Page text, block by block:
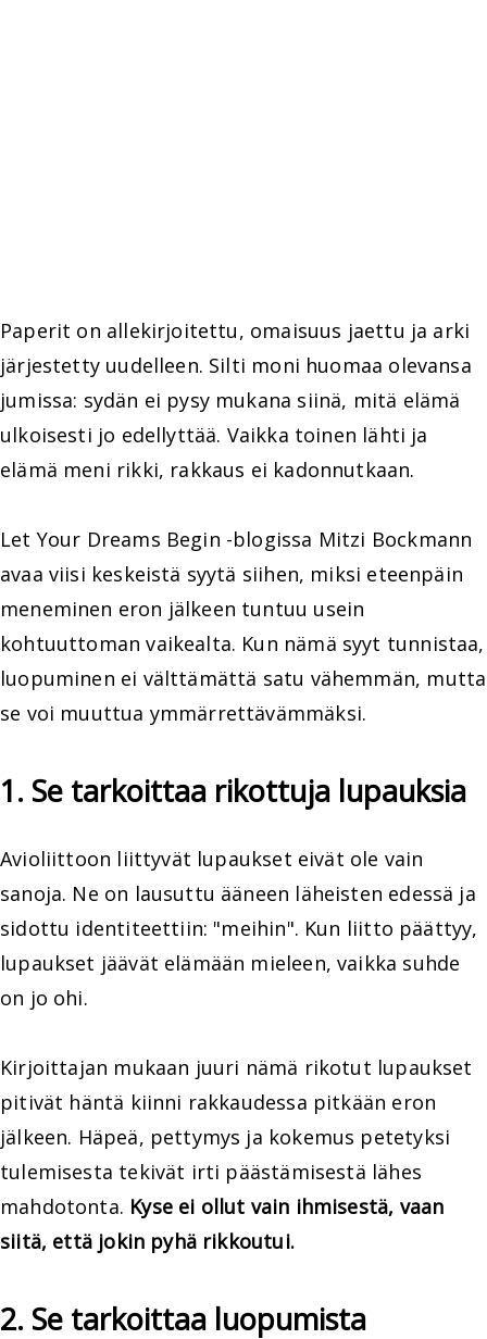
Paperit on allekirjoitettu, omaisuus jaettu ja arki
järjestetty uudelleen. Silti moni huomaa olevansa
jumissa: sydän ei pysy mukana siinä, mitä elämä
ulkoisesti jo edellyttää. Vaikka toinen lähti ja
elämä meni rikki, rakkaus ei kadonnutkaan.
Let Your Dreams Begin -blogissa Mitzi Bockmann
avaa viisi keskeistä syytä siihen, miksi eteenpäin
meneminen eron jälkeen tuntuu usein
kohtuuttoman vaikealta. Kun nämä syyt tunnistaa,
luopuminen ei välttämättä satu vähemmän, mutta
se voi muuttua ymmärrettävämmäksi.
1. Se tarkoittaa rikottuja lupauksia
Avioliittoon liittyvät lupaukset eivät ole vain
sanoja. Ne on lausuttu ääneen läheisten edessä ja
sidottu identiteettiin: "meihin". Kun liitto päättyy,
lupaukset jäävät elämään mieleen, vaikka suhde
on jo ohi.
Kirjoittajan mukaan juuri nämä rikotut lupaukset
pitivät häntä kiinni rakkaudessa pitkään eron
jälkeen. Häpeä, pettymys ja kokemus petetyksi
tulemisesta tekivät irti päästämisestä lähes
mahdotonta. Kyse ei ollut vain ihmisestä, vaan
siitä, että jokin pyhä rikkoutui.
2. Se tarkoittaa luopumista